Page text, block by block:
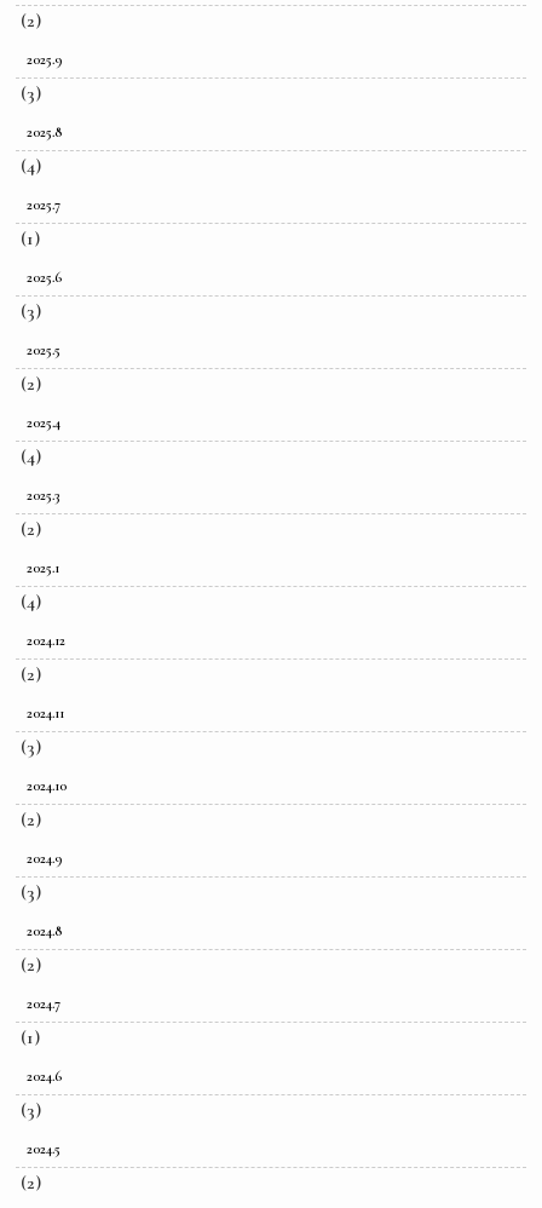
(2)
2025.9
(3)
2025.8
(4)
2025.7
(1)
2025.6
(3)
2025.5
(2)
2025.4
(4)
2025.3
(2)
2025.1
(4)
2024.12
(2)
2024.11
(3)
2024.10
(2)
2024.9
(3)
2024.8
(2)
2024.7
(1)
2024.6
(3)
2024.5
(2)